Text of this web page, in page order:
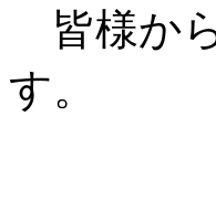
皆様か
す。